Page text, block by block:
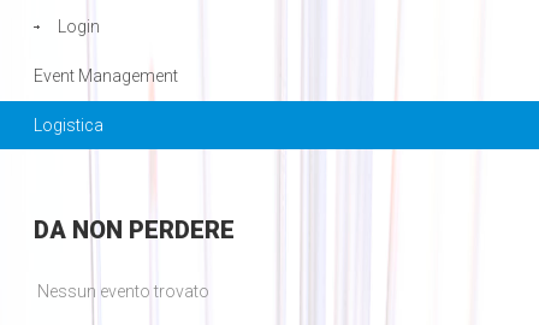
Login
Event Management
Logistica
DANON PERDERE
Nessun evento trovato